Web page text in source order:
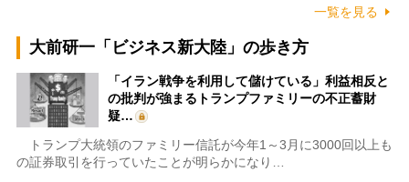
一覧を見る
大前研一「ビジネス新大陸」の歩き方
「イラン戦争を利用して儲けている」利益相反と
の批判が強まるトランプファミリーの不正蓄財
疑…
トランプ大統領のファミリー信託が今年1～3月に3000回以上も
の証券取引を行っていたことが明らかになり…